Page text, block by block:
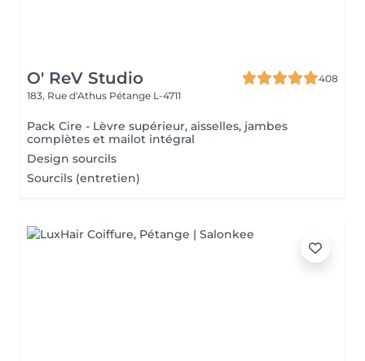
O' ReV Studio
408
183, Rue d'Athus Pétange L-4711
Pack Cire - Lèvre supérieur, aisselles, jambes
complètes et mailot intégral
Design sourcils
Sourcils (entretien)